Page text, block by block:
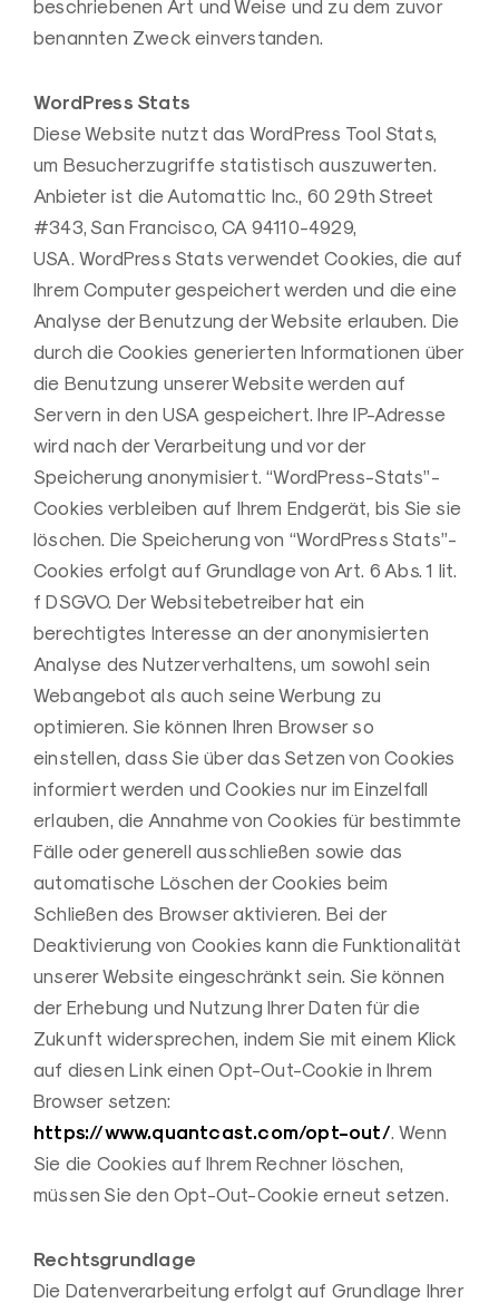
beschriebenen Art und Weise und zu dem zuvor
benannten Zweck einverstanden.
WordPress Stats
Diese Website nutzt das WordPress Tool Stats,
um Besucherzugriffe statistisch auszuwerten.
Anbieter ist die Automattic Inc., 60 29th Street
#343, San Francisco, CA 94110-4929,
USA. WordPress Stats verwendet Cookies, die auf
Ihrem Computer gespeichert werden und die eine
Analyse der Benutzung der Website erlauben. Die
durch die Cookies generierten Informationen über
die Benutzung unserer Website werden auf
Servern in den USA gespeichert. Ihre IP-Adresse
wird nach der Verarbeitung und vor der
Speicherung anonymisiert. “WordPress-Stats”-
Cookies verbleiben auf Ihrem Endgerät, bis Sie sie
löschen. Die Speicherung von “WordPress Stats”-
Cookies erfolgt auf Grundlage von Art. 6 Abs. 1 lit.
f DSGVO. Der Websitebetreiber hat ein
berechtigtes Interesse an der anonymisierten
Analyse des Nutzerverhaltens, um sowohl sein
Webangebot als auch seine Werbung zu
optimieren. Sie können Ihren Browser so
einstellen, dass Sie über das Setzen von Cookies
informiert werden und Cookies nur im Einzelfall
erlauben, die Annahme von Cookies für bestimmte
Fälle oder generell ausschließen sowie das
automatische Löschen der Cookies beim
Schließen des Browser aktivieren. Bei der
Deaktivierung von Cookies kann die Funktionalität
unserer Website eingeschränkt sein. Sie können
der Erhebung und Nutzung Ihrer Daten für die
Zukunft widersprechen, indem Sie mit einem Klick
auf diesen Link einen Opt-Out-Cookie in Ihrem
Browser setzen:
https://www.quantcast.com/opt-out/. Wenn
Sie die Cookies auf Ihrem Rechner löschen,
müssen Sie den Opt-Out-Cookie erneut setzen.
Rechtsgrundlage
Die Datenverarbeitung erfolgt auf Grundlage Ihrer